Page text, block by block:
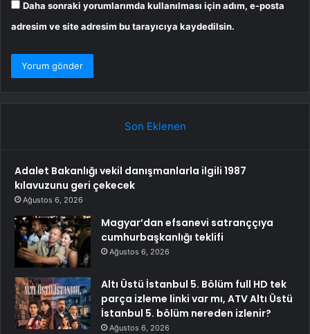
Daha sonraki yorumlarımda kullanılması için adım, e-posta
adresim ve site adresim bu tarayıcıya kaydedilsin.
Son Eklenen
Adalet Bakanlığı vekil danışmanlarla ilgili 1987
kılavuzunu geri çekecek
Ağustos 6, 2026
Magyar’dan efsanevi satranççıya
cumhurbaşkanlığı teklifi
Ağustos 6, 2026
Altı Üstü İstanbul 5. Bölüm full HD tek
parça izleme linki var mı, ATV Altı Üstü
İstanbul 5. bölüm nereden izlenir?
Ağustos 6, 2026